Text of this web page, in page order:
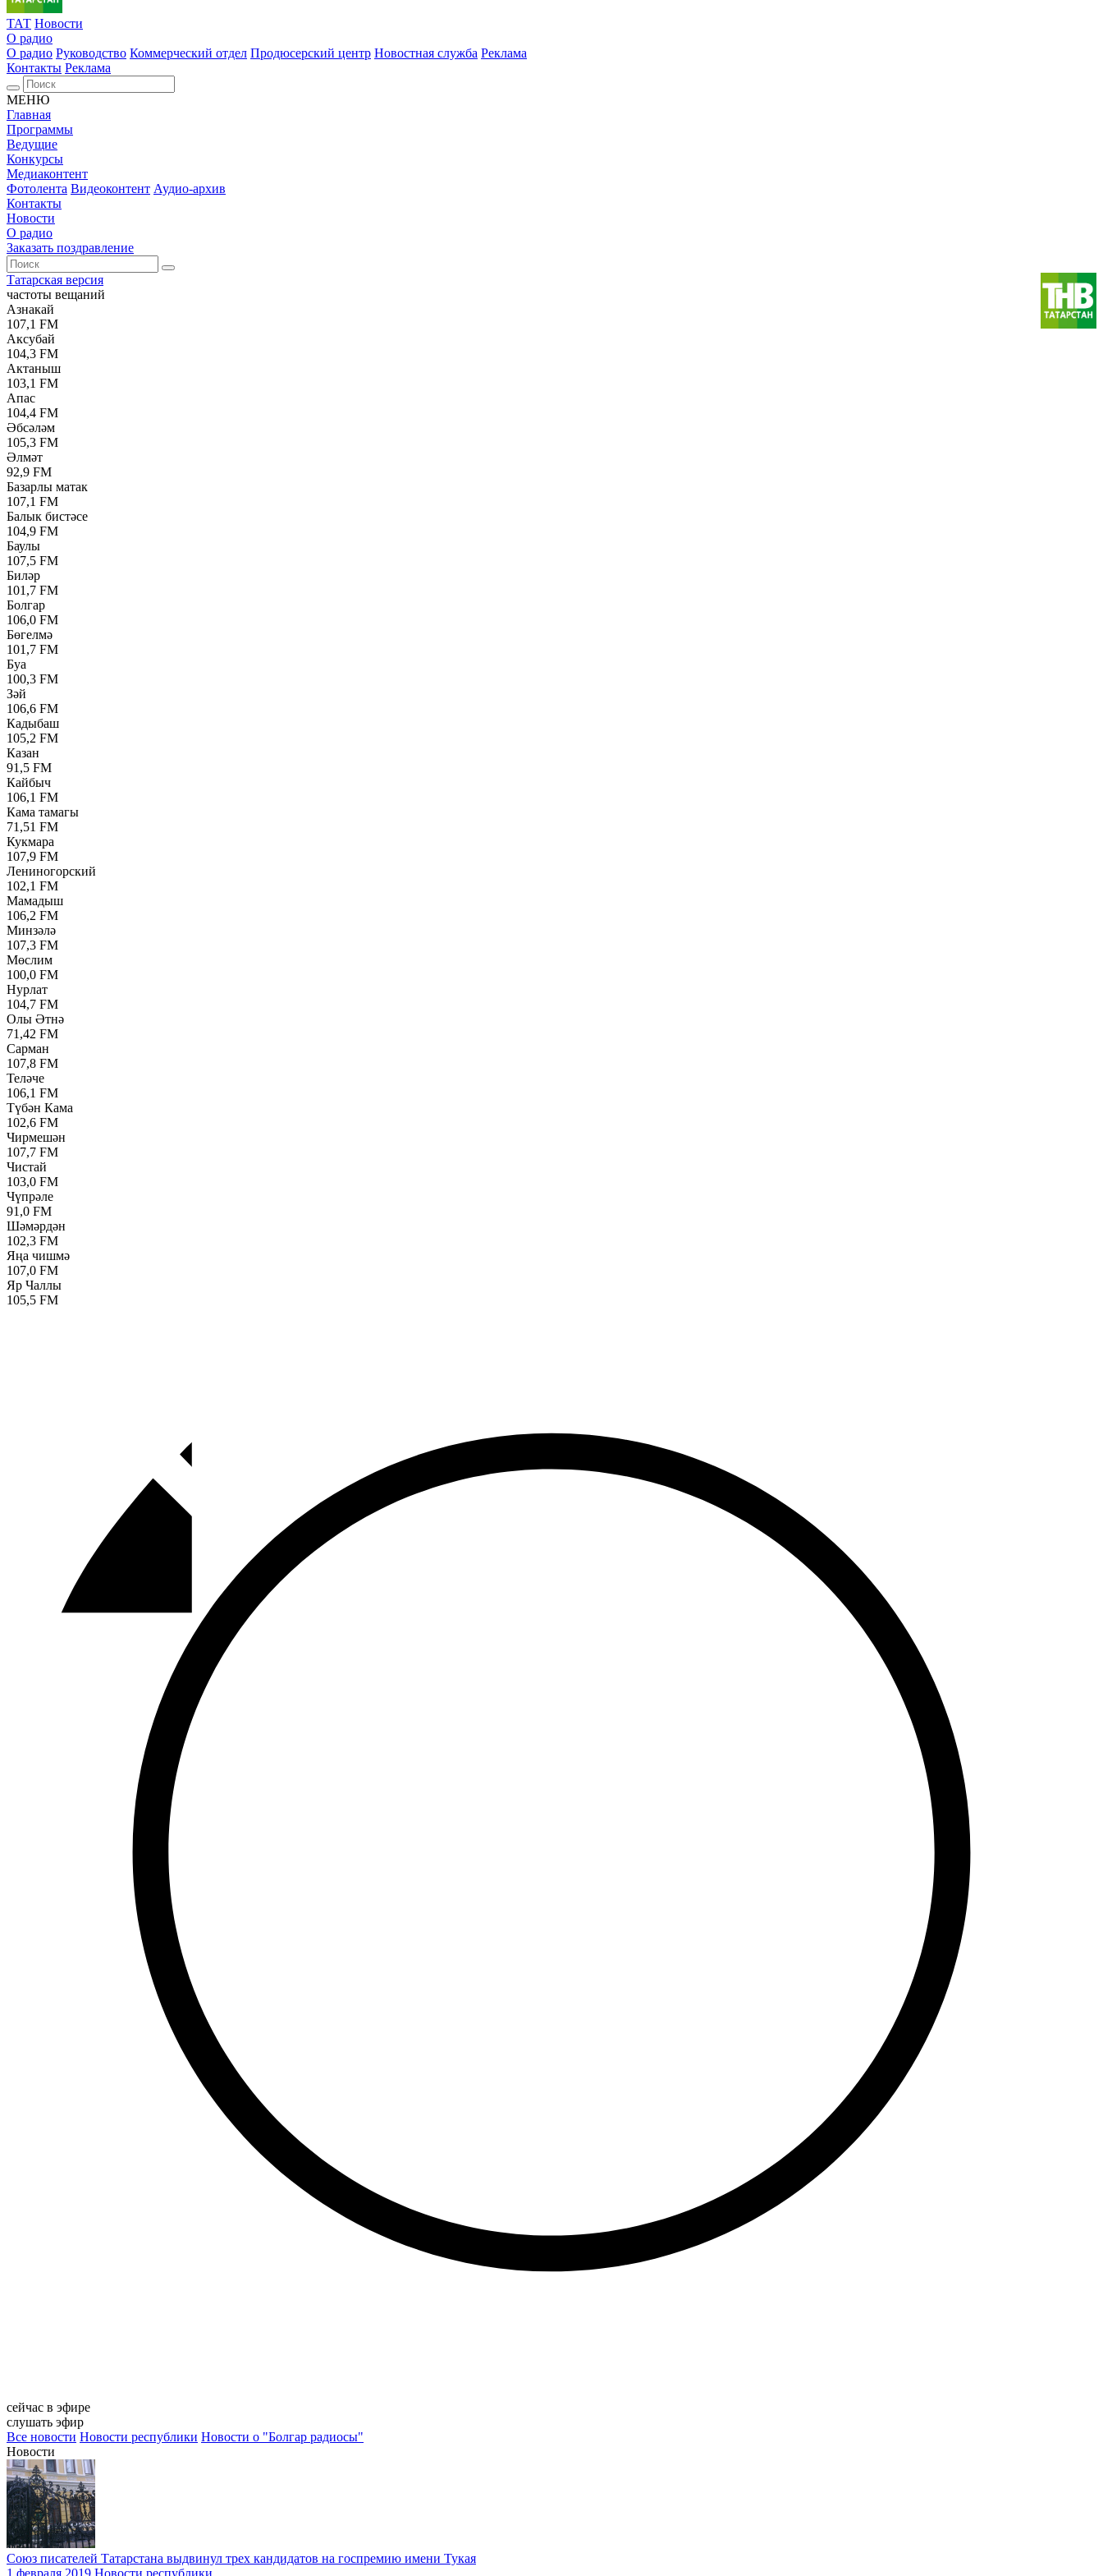
ТАТ Новости
О радио
О радио Руководство Коммерческий отдел Продюсерский центр Новостная служба Реклама
Контакты Реклама
МЕНЮ
Главная
Программы
Ведущие
Конкурсы
Медиаконтент
Фотолента Видеоконтент Аудио-архив
Контакты
Новости
О радио
Заказать поздравление
Татарская версия
частоты вещаний
Азнакай
107,1 FM
Аксубай
104,3 FM
Актаныш
103,1 FM
Апас
104,4 FM
Әбсәләм
105,3 FM
Әлмәт
92,9 FM
Базарлы матак
107,1 FM
Балык бистәсе
104,9 FM
Баулы
107,5 FM
Биләр
101,7 FM
Болгар
106,0 FM
Бөгелмә
101,7 FM
Буа
100,3 FM
Зәй
106,6 FM
Кадыбаш
105,2 FM
Казан
91,5 FM
Кайбыч
106,1 FM
Кама тамагы
71,51 FM
Кукмара
107,9 FM
Лениногорский
102,1 FM
Мамадыш
106,2 FM
Минзәлә
107,3 FM
Мөслим
100,0 FM
Нурлат
104,7 FM
Олы Әтнә
71,42 FM
Сарман
107,8 FM
Теләче
106,1 FM
Түбән Кама
102,6 FM
Чирмешән
107,7 FM
Чистай
103,0 FM
Чүпрәле
91,0 FM
Шәмәрдән
102,3 FM
Яңа чишмә
107,0 FM
Яр Чаллы
105,5 FM
сейчас в эфире
слушать эфир
Все новости Новости республики Новости о "Болгар радиосы"
Новости
Союз писателей Татарстана выдвинул трех кандидатов на госпремию имени Тукая